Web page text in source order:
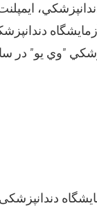
آزمایشگاه